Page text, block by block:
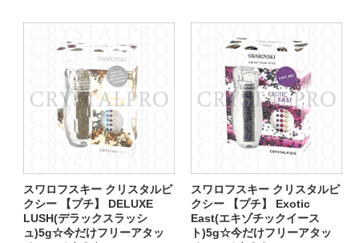
スワロフスキー クリスタルピ
クシー 【プチ】 DELUXE
LUSH(デラックスラッシ
ュ)5g☆今だけフリーアタッ
スワロフスキー クリスタルピ
クシー 【プチ】 Exotic
East(エキゾチックイース
ト)5g☆今だけフリーアタッ